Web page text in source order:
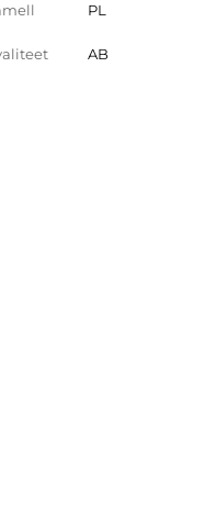
PL
AB